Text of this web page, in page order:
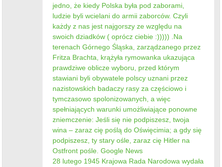
jedno, że kiedy Polska była pod zaborami,
ludzie byli wcielani do armii zaborców. Czyli
każdy z nas jest najgorszy ze względu na
swoich dziadków ( oprócz ciebie :))))) .Na
terenach Górnego Śląska, zarządzanego przez
Fritza Brachta, krążyła rymowanka ukazująca
prawdziwe oblicze wyboru, przed którym
stawiani byli obywatele polscy uznani przez
nazistowskich badaczy rasy za częściowo i
tymczasowo spolonizowanych, a więc
spełniających warunki umożliwiające ponowne
zniemczenie: Jeśli się nie podpiszesz, twoja
wina – zaraz cię poślą do Oświęcimia; a gdy się
podpiszesz, ty stary ośle, zaraz cię Hitler na
Ostfront pośle. Google News
28 lutego 1945 Krajowa Rada Narodowa wydała